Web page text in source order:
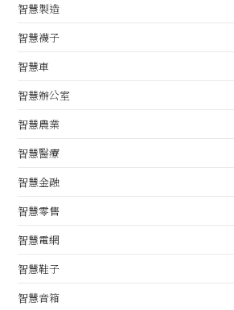
智慧製造
智慧襪子
智慧車
智慧辦公室
智慧農業
智慧醫療
智慧金融
智慧零售
智慧電網
智慧鞋子
智慧音箱